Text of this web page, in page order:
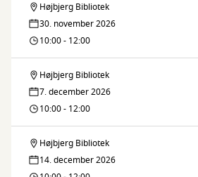
Digital
Café
Højbjerg Bibliotek
30. november 2026
10:00 - 12:00
Digital
Café
Højbjerg Bibliotek
7. december 2026
10:00 - 12:00
Digital
Højbjerg Bibliotek
14. december 2026